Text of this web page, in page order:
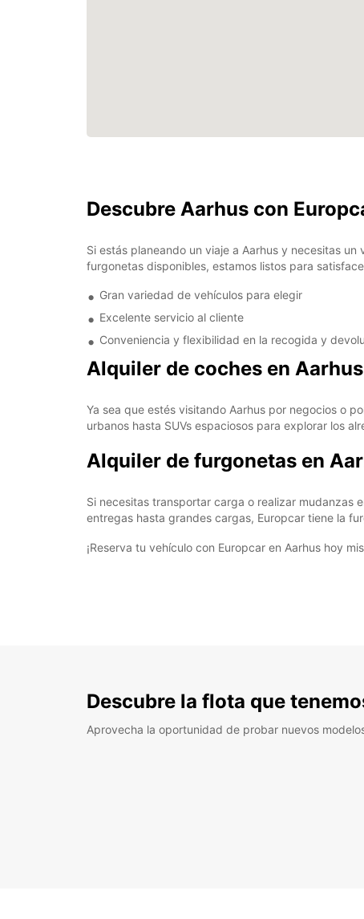
Descubre Aarhus con
Si estás planeando un viaje a Aarhus y necesitas
furgonetas disponibles, estamos listos para
Gran variedad de vehículos para elegir
Excelente servicio al cliente
Conveniencia y flexibilidad en la recogida y
Alquiler de coches en Aarhus
Ya sea que estés visitando Aarhus por negocios o
urbanos hasta SUVs espaciosos para explorar los
Alquiler de furgonetas en
Si necesitas transportar carga o realizar mudanzas
entregas hasta grandes cargas, Europcar tiene la
¡Reserva tu vehículo con Europcar en Aarhus hoy
Descubre la flota que
Aprovecha la oportunidad de probar nuevos